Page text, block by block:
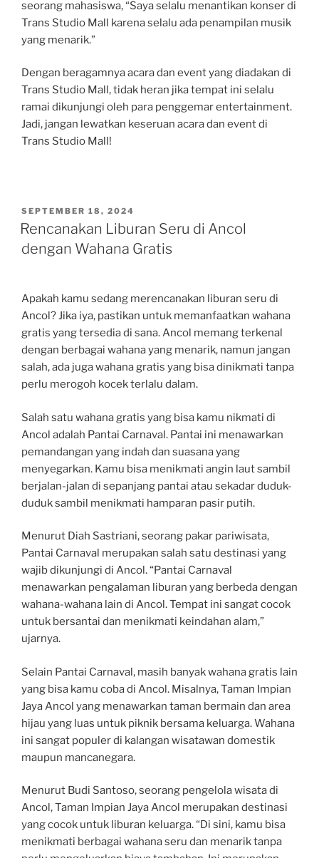
seorang mahasiswa, “Saya selalu menantikan konser di
Trans Studio Mall karena selalu ada penampilan musik
yang menarik.”
Dengan beragamnya acara dan event yang diadakan di
Trans Studio Mall, tidak heran jika tempat ini selalu
ramai dikunjungi oleh para penggemar entertainment.
Jadi, jangan lewatkan keseruan acara dan event di
Trans Studio Mall!
POSTED
ON
SEPTEMBER 18, 2024
Rencanakan Liburan Seru di Ancol
dengan Wahana Gratis
Apakah kamu sedang merencanakan liburan seru di
Ancol? Jika iya, pastikan untuk memanfaatkan wahana
gratis yang tersedia di sana. Ancol memang terkenal
dengan berbagai wahana yang menarik, namun jangan
salah, ada juga wahana gratis yang bisa dinikmati tanpa
perlu merogoh kocek terlalu dalam.
Salah satu wahana gratis yang bisa kamu nikmati di
Ancol adalah Pantai Carnaval. Pantai ini menawarkan
pemandangan yang indah dan suasana yang
menyegarkan. Kamu bisa menikmati angin laut sambil
berjalan-jalan di sepanjang pantai atau sekadar duduk-
duduk sambil menikmati hamparan pasir putih.
Menurut Diah Sastriani, seorang pakar pariwisata,
Pantai Carnaval merupakan salah satu destinasi yang
wajib dikunjungi di Ancol. “Pantai Carnaval
menawarkan pengalaman liburan yang berbeda dengan
wahana-wahana lain di Ancol. Tempat ini sangat cocok
untuk bersantai dan menikmati keindahan alam,”
ujarnya.
Selain Pantai Carnaval, masih banyak wahana gratis lain
yang bisa kamu coba di Ancol. Misalnya, Taman Impian
Jaya Ancol yang menawarkan taman bermain dan area
hijau yang luas untuk piknik bersama keluarga. Wahana
ini sangat populer di kalangan wisatawan domestik
maupun mancanegara.
Menurut Budi Santoso, seorang pengelola wisata di
Ancol, Taman Impian Jaya Ancol merupakan destinasi
yang cocok untuk liburan keluarga. “Di sini, kamu bisa
menikmati berbagai wahana seru dan menarik tanpa